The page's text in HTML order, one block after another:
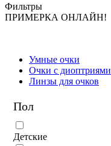
Фильтры
ПРИМЕРКА ОНЛАЙН!
Умные очки
Очки с диоптриями
Линзы для очков
Пол
Детские